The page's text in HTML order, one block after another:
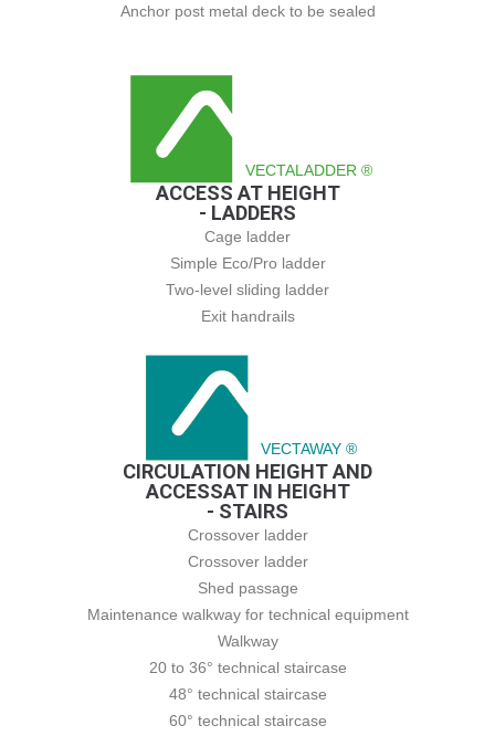
Anchor post metal deck to be sealed
VECTALADDER ®
ACCESS AT HEIGHT
- LADDERS
Cage ladder
Simple Eco/Pro ladder
Two-level sliding ladder
Exit handrails
VECTAWAY ®
CIRCULATION HEIGHT AND
ACCESSAT IN HEIGHT
- STAIRS
Crossover ladder
Crossover ladder
Shed passage
Maintenance walkway for technical equipment
Walkway
20 to 36° technical staircase
48° technical staircase
60° technical staircase